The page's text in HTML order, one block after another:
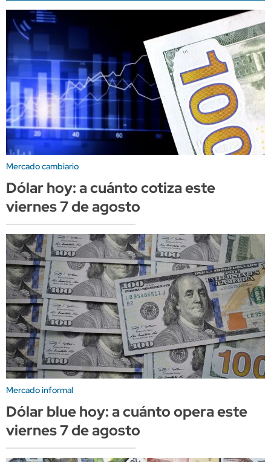
Mercado cambiario
Dólar hoy: a cuánto cotiza este
viernes 7 de agosto
Mercado informal
Dólar blue hoy: a cuánto opera este
viernes 7 de agosto